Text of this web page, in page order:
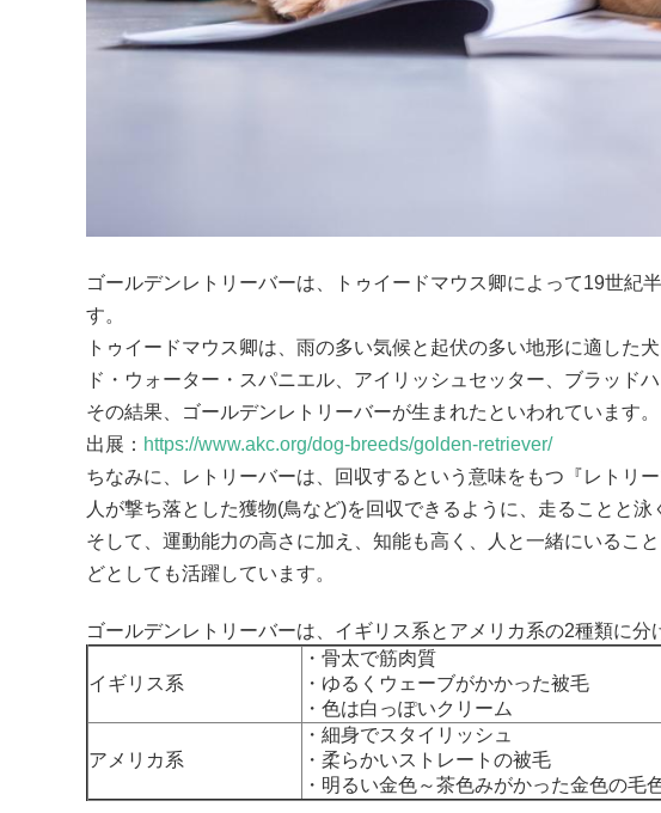
ゴールデンレトリーバーは、トゥイードマウス卿によって19世紀
す。
トゥイードマウス卿は、雨の多い気候と起伏の多い地形に適した
ド・ウォーター・スパニエル、アイリッシュセッター、ブラッド
その結果、ゴールデンレトリーバーが生まれたといわれています。
出展： https://www.akc.org/dog-breeds/golden-retriever/
ちなみに、レトリーバーは、回収するという意味をもつ『レトリ
人が撃ち落とした獲物(鳥など)を回収できるように、走ることと泳
そして、運動能力の高さに加え、知能も高く、人と一緒にいるこ
どとしても活躍しています。
ゴールデンレトリーバーは、イギリス系とアメリカ系の2種類に
イギリス系
・骨太で筋肉質
・ゆるくウェーブがかかった被毛
・色は白っぽいクリーム
アメリカ系
・細身でスタイリッシュ
・柔らかいストレートの被毛
・明るい金色～茶色みがかった金色の毛